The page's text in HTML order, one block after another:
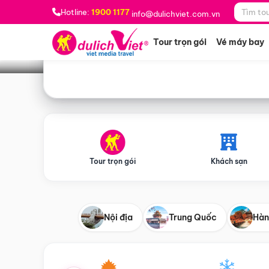
Hotline: 1900 1177 info@dulichviet.com.vn
Tour trọn gói Vé máy bay
Bạn muốn đi đâu? *
Tour trọn gói Khách sạn
Nội địa Trung Quốc